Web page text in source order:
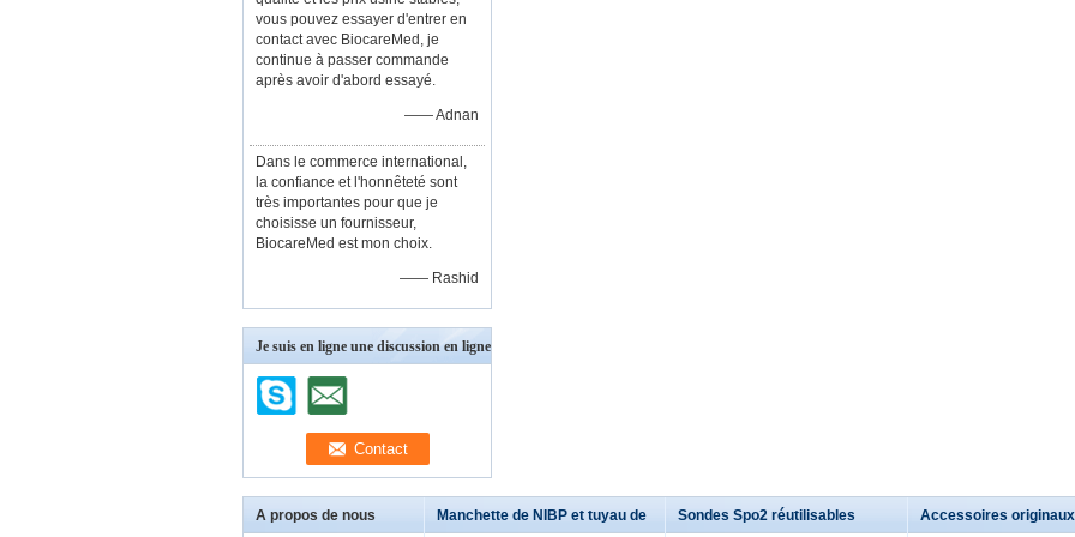
vous pouvez essayer d'entrer en
contact avec BiocareMed, je
continue à passer commande
après avoir d'abord essayé.
—— Adnan
Dans le commerce international,
la confiance et l'honnêteté sont
très importantes pour que je
choisisse un fournisseur,
BiocareMed est mon choix.
—— Rashid
Je suis en ligne une discussion en ligne
A propos de nous Manchette de NIBP et tuyau de Sondes Spo2 réutilisables Accessoires originaux